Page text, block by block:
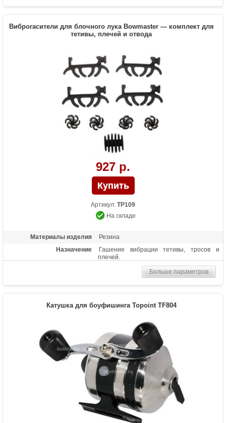
Виброгасители для блочного лука Bowmaster — комплект для
тетивы, плечей и отвода
927 р.
Артикул: TP109
На складе
Материалы изделия
Резина
Назначение
Гашение вибрации тетивы, тросов и
плечей.
Больше параметров
Катушка для боуфишинга Topoint TF804